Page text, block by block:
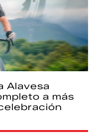
Alavesa
a más